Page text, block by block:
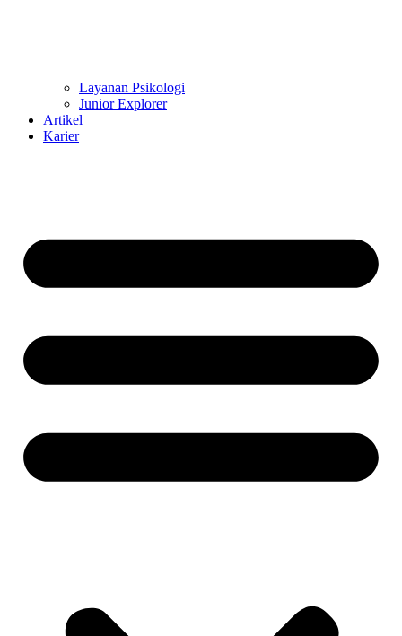
Layanan Psikologi
Junior Explorer
Artikel
Karier